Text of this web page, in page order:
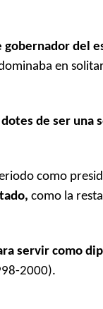
gobernador del
en
de ser una
como
como la
servir como
2000).